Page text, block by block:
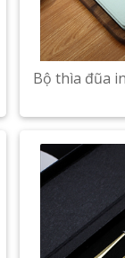
Bộ thìa đũa